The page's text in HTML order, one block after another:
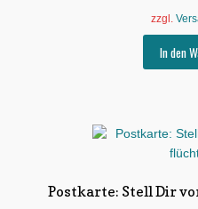
zzgl.
In den
Postkarte: Stell Dir